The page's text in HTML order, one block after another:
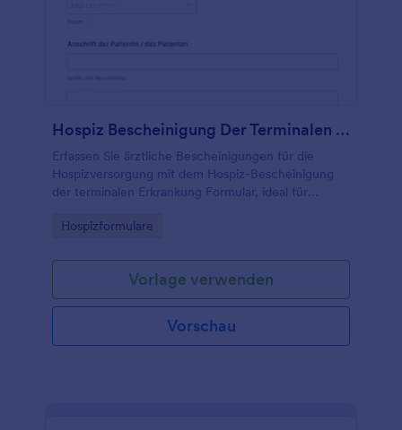
Hospiz Bescheinigung Der Terminalen Erkrankung Formular
Erfassen Sie ärztliche Bescheinigungen für die
Hospizversorgung mit dem Hospiz-Bescheinigung
der terminalen Erkrankung Formular, ideal für
Datenerfassung und Verwaltung von
Go to Category:
Hospizformulare
Vorlage verwenden
Vorschau